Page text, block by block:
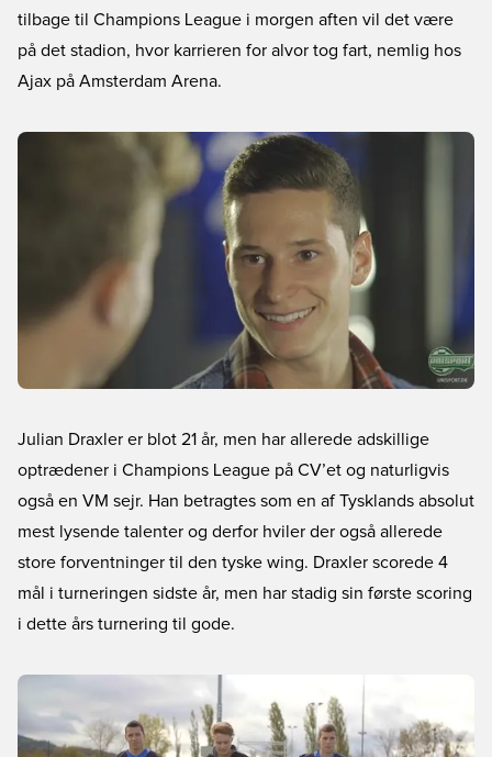
tilbage til Champions League i morgen aften vil det være
på det stadion, hvor karrieren for alvor tog fart, nemlig hos
Ajax på Amsterdam Arena.
Julian Draxler er blot 21 år, men har allerede adskillige
optrædener i Champions League på CV’et og naturligvis
også en VM sejr. Han betragtes som en af Tysklands absolut
mest lysende talenter og derfor hviler der også allerede
store forventninger til den tyske wing. Draxler scorede 4
mål i turneringen sidste år, men har stadig sin første scoring
i dette års turnering til gode.